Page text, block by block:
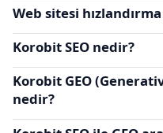
Web sitesi
Korobit SEO nedir?
Korobit GEO
nedir?